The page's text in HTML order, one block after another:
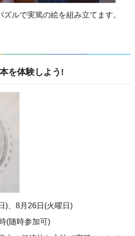
ルで実篤の絵を組み立てます。
を体験しよう!
)、8月26日(火曜日)
(随時参加可)